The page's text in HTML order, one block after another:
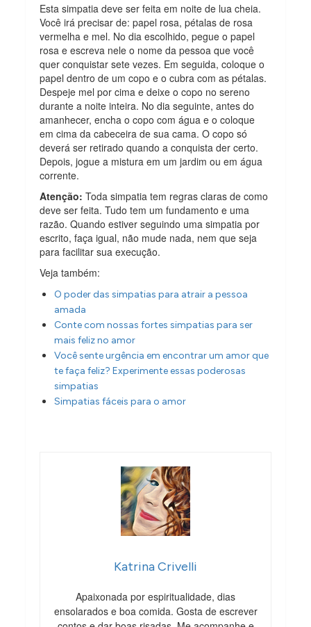
Esta simpatia deve ser feita em noite de lua cheia.
Você irá precisar de: papel rosa, pétalas de rosa
vermelha e mel. No dia escolhido, pegue o papel
rosa e escreva nele o nome da pessoa que você
quer conquistar sete vezes. Em seguida, coloque o
papel dentro de um copo e o cubra com as pétalas.
Despeje mel por cima e deixe o copo no sereno
durante a noite inteira. No dia seguinte, antes do
amanhecer, encha o copo com água e o coloque
em cima da cabeceira de sua cama. O copo só
deverá ser retirado quando a conquista der certo.
Depois, jogue a mistura em um jardim ou em água
corrente.
Atenção: Toda simpatia tem regras claras de como
deve ser feita. Tudo tem um fundamento e uma
razão. Quando estiver seguindo uma simpatia por
escrito, faça igual, não mude nada, nem que seja
para facilitar sua execução.
Veja também:
O poder das simpatias para atrair a pessoa
amada
Conte com nossas fortes simpatias para ser
mais feliz no amor
Você sente urgência em encontrar um amor que
te faça feliz? Experimente essas poderosas
simpatias
Simpatias fáceis para o amor
Katrina Crivelli
Apaixonada por espiritualidade, dias
ensolarados e boa comida. Gosta de escrever